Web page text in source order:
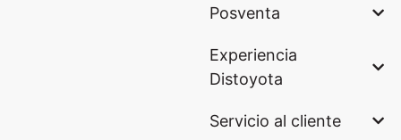
Posventa
Experiencia
Distoyota
Servicio al cliente